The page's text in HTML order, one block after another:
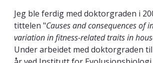
Jeg ble ferdig med doktorgraden i
tittelen "Causes and consequences of
variation in fitness-related traits in
Under arbeidet med doktorgraden